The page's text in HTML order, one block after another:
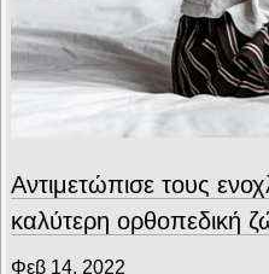
Αντιμετώπισε τους
καλύτερη ορθοπεδική
Φεβ 14, 2022